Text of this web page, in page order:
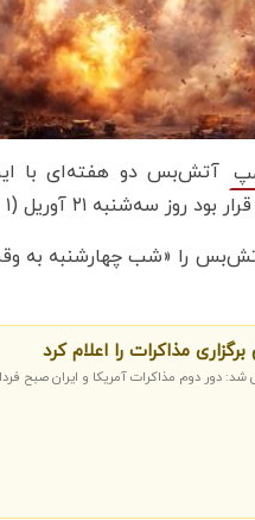
(۱ اردیبهشت) به پایان برسد.
آتش‌بس را «شب چهارشنبه به
مذاکرات را اعلام کرد
دور دوم مذاکرات آمریکا و ایران صبح